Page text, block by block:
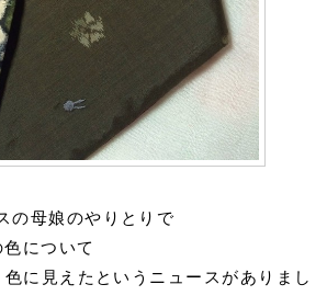
の母娘のやりとりで
について
に見えたというニュースがありまし